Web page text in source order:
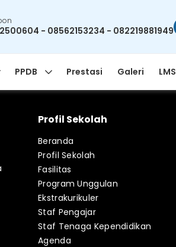
- 08562153234 - 082219881949
PPDB Prestasi Galeri LMS
Profil Sekolah
Beranda
Profil Sekolah
Fasilitas
Program Unggulan
Ekstrakurikuler
Staf Pengajar
Staf Tenaga Kependidikan
Agenda